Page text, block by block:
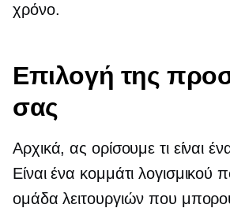
χρόνο.
Επιλογή της
σας
Αρχικά, ας ορίσουμε τι είναι
Είναι ένα κομμάτι λογισμικού
ομάδα λειτουργιών που